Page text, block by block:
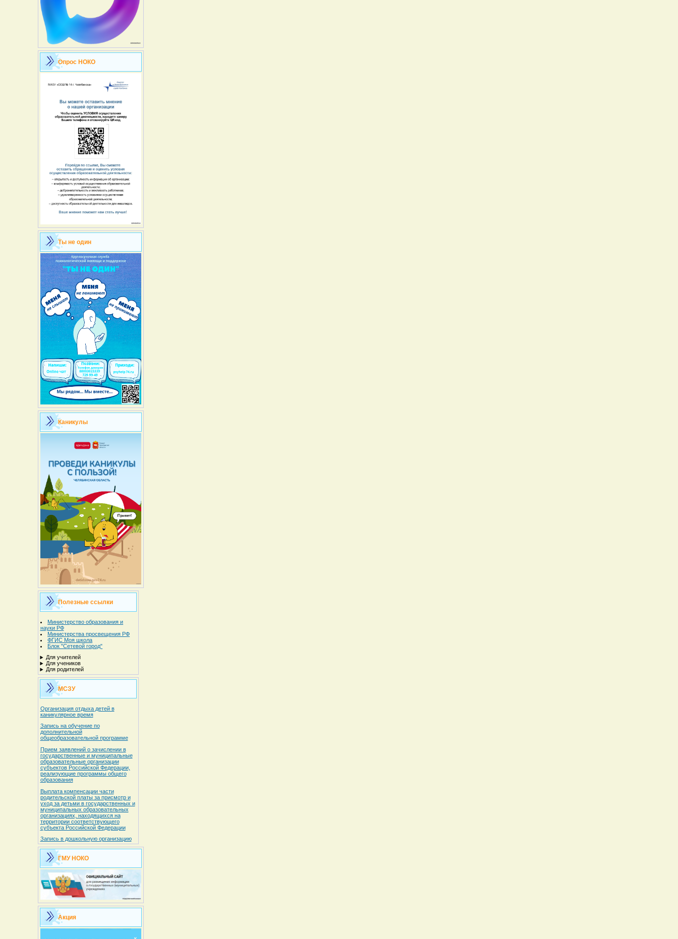
Опрос НОКО
Ты не один
Каникулы
Полезные ссылки
Министерство образования и
науки РФ
Министерства просвещения РФ
ФГИС Моя школа
Блок "Сетевой город"
Для учителей
Для учеников
Для родителей
МСЗУ
Организация отдыха детей в
каникулярное время
Запись на обучение по
дополнительной
общеобразовательной программе
Прием заявлений о зачислении в
государственные и муниципальные
образовательные организации
субъектов Российской Федерации,
реализующие программы общего
образования
Выплата компенсации части
родительской платы за присмотр и
уход за детьми в государственных и
муниципальных образовательных
организациях, находящихся на
территории соответствующего
субъекта Российской Федерации
Запись в дошкольную организацию
ГМУ НОКО
Акция